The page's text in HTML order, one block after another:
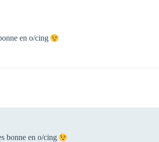
en o/cing
bonne en o/cing